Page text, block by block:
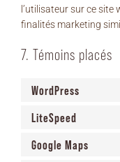
l’utilisateur sur ce
finalités marketing
7. Témoins placés
WordPress
LiteSpeed
Google Maps